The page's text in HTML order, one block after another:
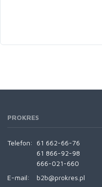
PROKRES
Telefon:
61 662-66-76
61 866-92-98
666-021-660
E-mail:
b2b@prokres.pl